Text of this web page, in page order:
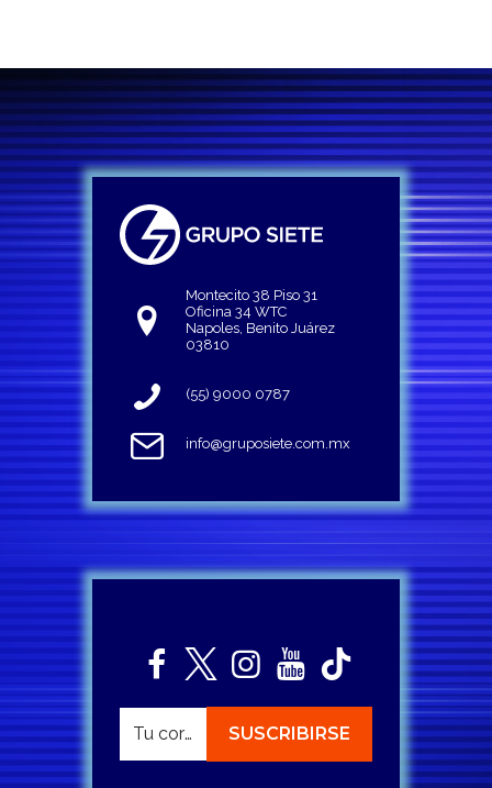
Montecito 38 Piso 31
Oficina 34 WTC
Napoles, Benito Juárez
03810
(55) 9000 0787
info@gruposiete.com.mx